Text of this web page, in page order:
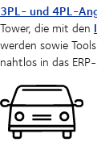
3PL- und 4PL-
Tower, die mit den
werden sowie
nahtlos in das